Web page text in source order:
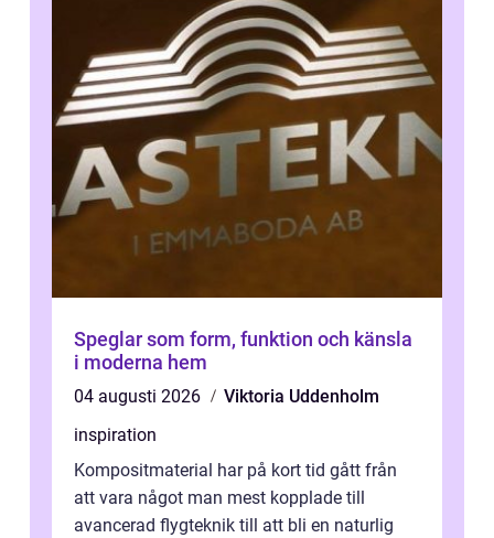
Speglar som form, funktion och känsla
i moderna hem
04 augusti 2026
Viktoria Uddenholm
inspiration
Kompositmaterial har på kort tid gått från
att vara något man mest kopplade till
avancerad flygteknik till att bli en naturlig